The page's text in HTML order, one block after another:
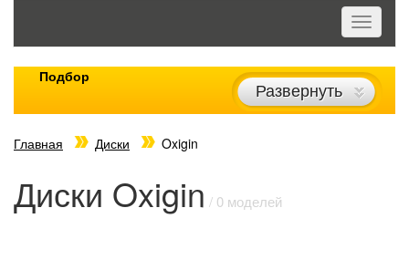
Toggle
Подбор
Развернуть
Главная Диски Oxigin
Диски Oxigin / 0 моделей